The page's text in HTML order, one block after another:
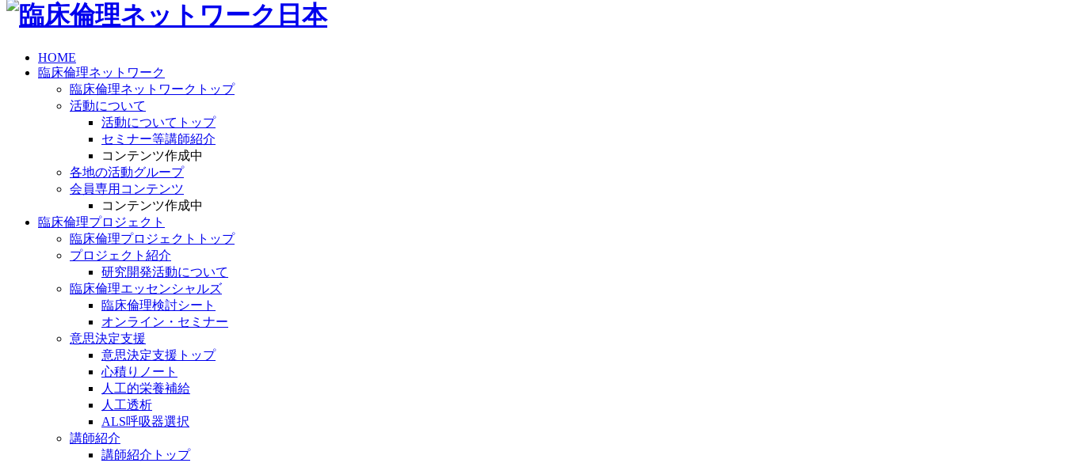
HOME
臨床倫理ネットワーク
臨床倫理ネットワークトップ
活動について
活動についてトップ
セミナー等講師紹介
コンテンツ作成中
各地の活動グループ
会員専用コンテンツ
コンテンツ作成中
臨床倫理プロジェクト
臨床倫理プロジェクトトップ
プロジェクト紹介
研究開発活動について
臨床倫理エッセンシャルズ
臨床倫理検討シート
オンライン・セミナー
意思決定支援
意思決定支援トップ
心積りノート
人工的栄養補給
人工透析
ALS呼吸器選択
講師紹介
講師紹介トップ